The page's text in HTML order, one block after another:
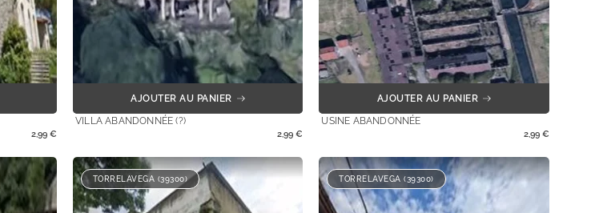
2,99 €
AJOUTER AU PANIER
VILLA ABANDONNÉE (?)
2,99€
AJOUTER AU PANIER
USINE ABANDONNÉE
2,99 €
TORRELAVEGA (39300) TORRELAVEGA (39300)